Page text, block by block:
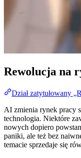
Rewolucja na
Dział zatytułowany
AI zmienia rynek pracy
technologia. Niektóre
nowych dopiero
paniki, ale też bez
temacie sprzedaje się